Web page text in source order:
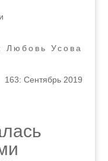
Любовь Усова
163: Сентябрь 2019